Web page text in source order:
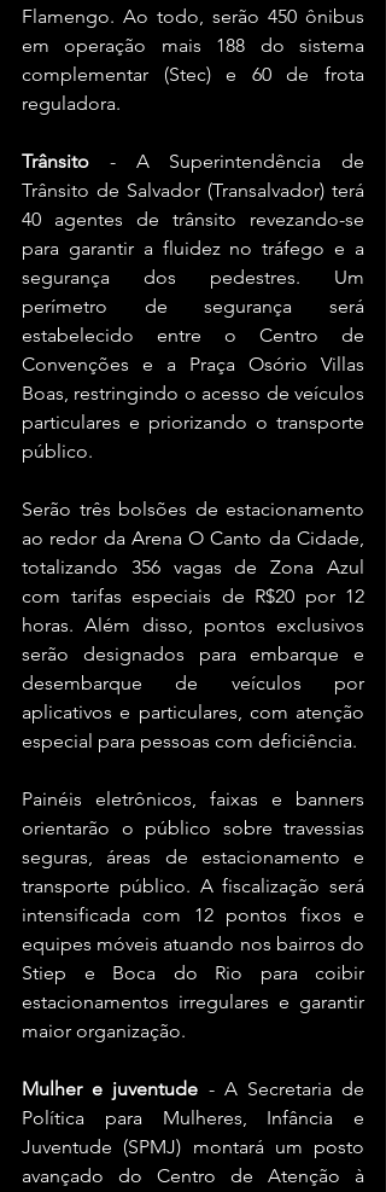
Flamengo. Ao todo, serão 450 ônibus
em operação mais 188 do sistema
complementar (Stec) e 60 de frota
reguladora.
Trânsito - A Superintendência de
Trânsito de Salvador (Transalvador) terá
40 agentes de trânsito revezando-se
para garantir a fluidez no tráfego e a
segurança dos pedestres. Um
perímetro de segurança será
estabelecido entre o Centro de
Convenções e a Praça Osório Villas
Boas, restringindo o acesso de veículos
particulares e priorizando o transporte
público.
Serão três bolsões de estacionamento
ao redor da Arena O Canto da Cidade,
totalizando 356 vagas de Zona Azul
com tarifas especiais de R$20 por 12
horas. Além disso, pontos exclusivos
serão designados para embarque e
desembarque de veículos por
aplicativos e particulares, com atenção
especial para pessoas com deficiência.
Painéis eletrônicos, faixas e banners
orientarão o público sobre travessias
seguras, áreas de estacionamento e
transporte público. A fiscalização será
intensificada com 12 pontos fixos e
equipes móveis atuando nos bairros do
Stiep e Boca do Rio para coibir
estacionamentos irregulares e garantir
maior organização.
Mulher e juventude - A Secretaria de
Política para Mulheres, Infância e
Juventude (SPMJ) montará um posto
avançado do Centro de Atenção à